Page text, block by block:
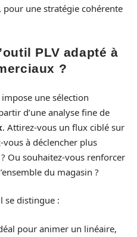
pour une stratégie cohérente
PLV adapté à
?
impose une sélection
d’une analyse fine de
. Attirez-vous un flux ciblé sur
vous à déclencher plus
? Ou souhaitez-vous renforcer
du magasin ?
se distingue :
pour animer un linéaire,